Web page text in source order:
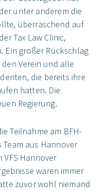
unter anderem die
überraschend auf
Tax Law Clinic,
Ein großer Rückschlag
Verein und alle
die bereits ihre
hatten. Die
Regierung.
Teilnahme am BFH-
aus Hannover
Hannover
waren immer
zuvor wohl niemand